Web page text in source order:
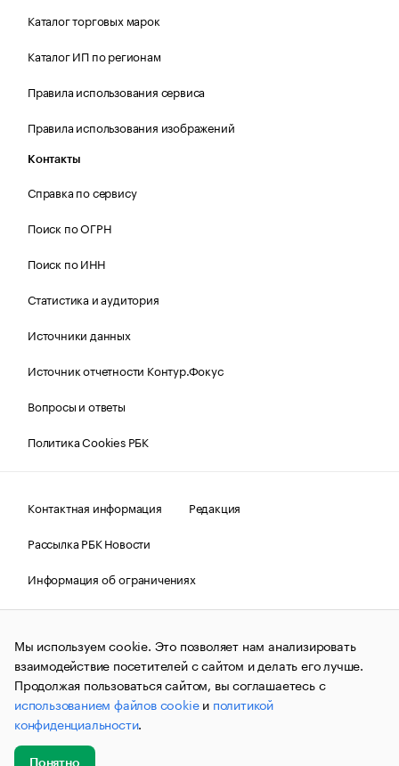
Каталог торговых марок
Каталог ИП по регионам
Правила использования сервиса
Правила использования изображений
Контакты
Справка по сервису
Поиск по ОГРН
Поиск по ИНН
Статистика и аудитория
Источники данных
Источник отчетности Контур.Фокус
Вопросы и ответы
Политика Cookies РБК
Контактная информация
Редакция
Рассылка РБК Новости
Информация об ограничениях
Правовая информация
О соблюдении авторских прав
© АО «РОСБИЗНЕСКОНСАЛТИНГ»,1995–2026.Сообщения
и материалы информационного агентства «РБК»
(зарегистрировано Федеральной службой по надзору в сфере
связи, информационных технологий и массовых
коммуникаций (Роскомнадзор) 09.12.2015 за номером ИА
№ФС77-63848) сопровождаются пометкой «РБК». Отдельные
публикации могут содержать информацию,
не предназначенную для пользователей
до 18 лет.
Мы используем cookie. Это позволяет нам анализировать
взаимодействие посетителей с сайтом и делать его лучше.
Продолжая пользоваться сайтом, вы соглашаетесь с
использованием файлов cookieи политикой
конфиденциальности.
Понятно